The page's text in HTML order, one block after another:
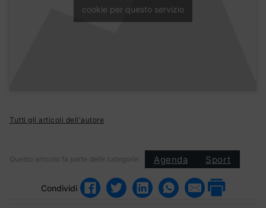
cookie per questo servizio
Tutti gli articoli dell'autore
Questo articolo fa parte delle categorie: Agenda Sport
Condividi